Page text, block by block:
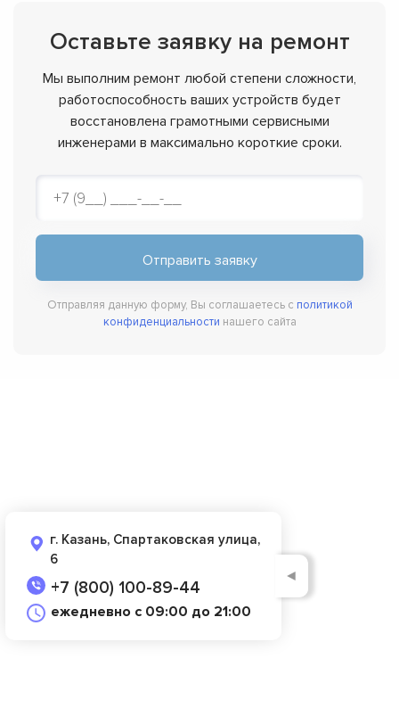
Оставьте заявку на ремонт
Мы выполним ремонт любой степени сложности,
работоспособность ваших устройств будет
восстановлена грамотными сервисными
инженерами в максимально короткие сроки.
Отправляя данную форму, Вы соглашаетесь с политикой
конфиденциальности нашего сайта
г. Казань, Спартаковская улица,
6
+7 (800) 100-89-44
ежедневно с 09:00 до 21:00
◄